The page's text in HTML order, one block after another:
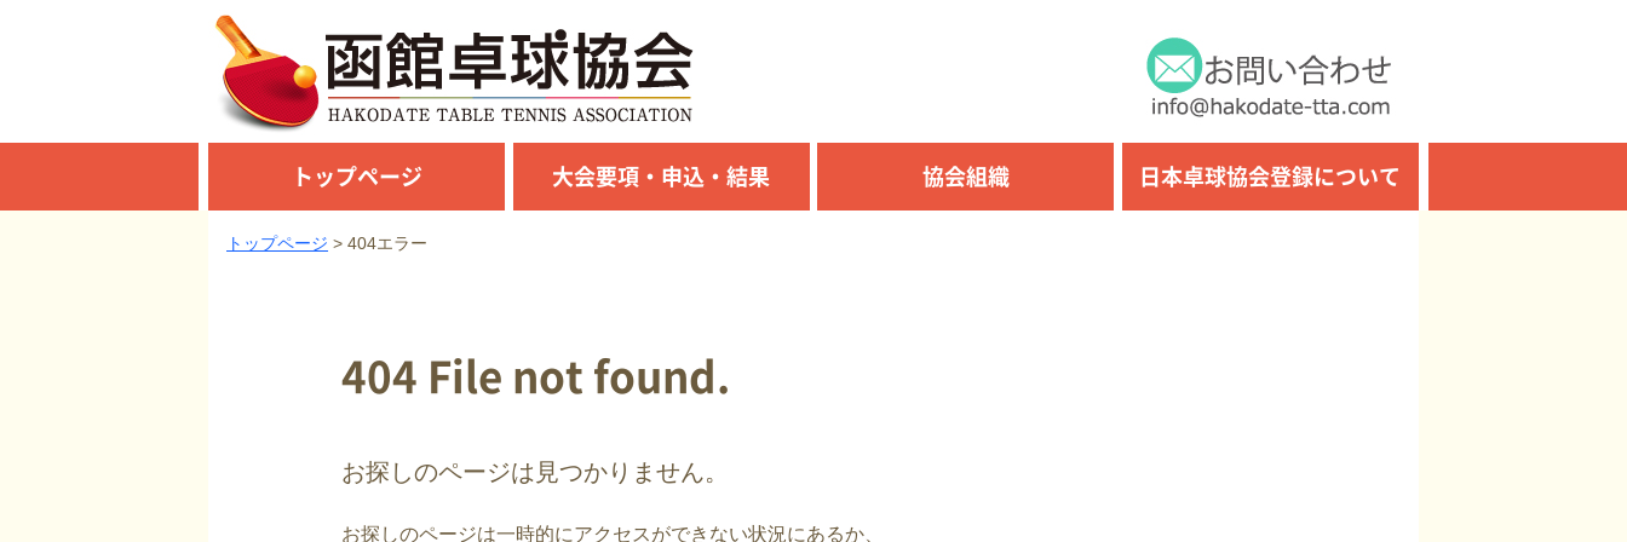
トップページ 大会要項・申込・結果 協会組織 日本卓球協会登録について
トップページ 404エラー
404 File not found.
お探しのページは見つかりません。
お探しのページは一時的にアクセスができない状況にあるか、